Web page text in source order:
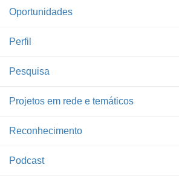
Oportunidades
Perfil
Pesquisa
Projetos em rede e temáticos
Reconhecimento
Podcast